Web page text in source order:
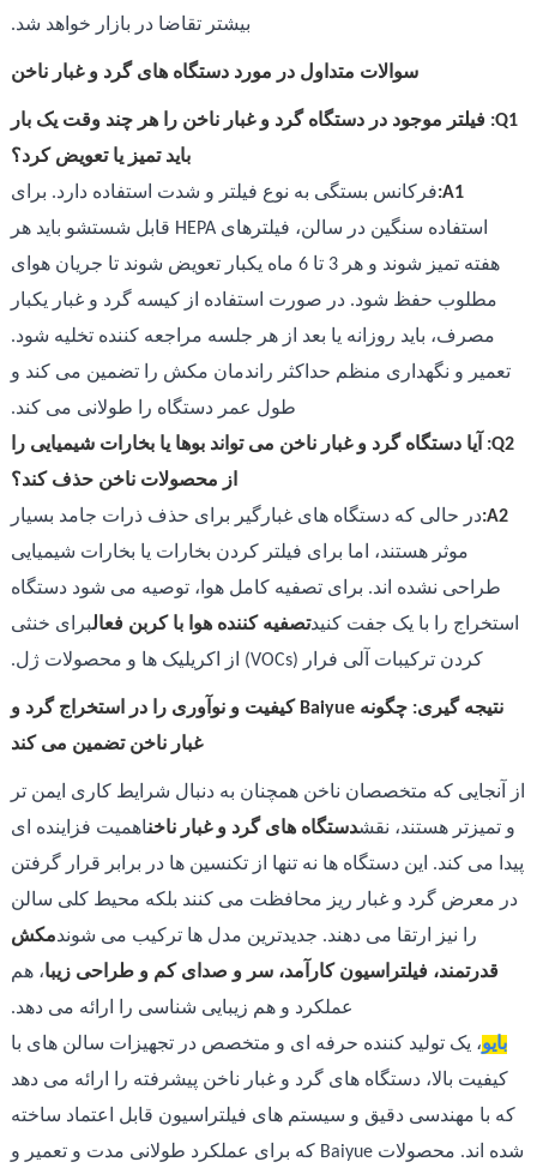
بیشتر تقاضا در بازار خواهد شد.
سوالات متداول در مورد دستگاه های گرد و غبار ناخن
Q1: فیلتر موجود در دستگاه گرد و غبار ناخن را هر چند وقت یک بار
باید تمیز یا تعویض کرد؟
A1: فرکانس بستگی به نوع فیلتر و شدت استفاده دارد. برای
استفاده سنگین در سالن، فیلترهای HEPA قابل شستشو باید هر
هفته تمیز شوند و هر 3 تا 6 ماه یکبار تعویض شوند تا جریان هوای
مطلوب حفظ شود. در صورت استفاده از کیسه گرد و غبار یکبار
مصرف، باید روزانه یا بعد از هر جلسه مراجعه کننده تخلیه شود.
تعمیر و نگهداری منظم حداکثر راندمان مکش را تضمین می کند و
طول عمر دستگاه را طولانی می کند.
Q2: آیا دستگاه گرد و غبار ناخن می تواند بوها یا بخارات شیمیایی را
از محصولات ناخن حذف کند؟
A2: در حالی که دستگاه های غبارگیر برای حذف ذرات جامد بسیار
موثر هستند، اما برای فیلتر کردن بخارات یا بخارات شیمیایی
طراحی نشده اند. برای تصفیه کامل هوا، توصیه می شود دستگاه
استخراج را با یک جفت کنیدتصفیه کننده هوا با کربن فعالبرای خنثی
کردن ترکیبات آلی فرار (VOCs) از اکریلیک ها و محصولات ژل.
نتیجه گیری: چگونه Baiyue کیفیت و نوآوری را در استخراج گرد و
غبار ناخن تضمین می کند
از آنجایی که متخصصان ناخن همچنان به دنبال شرایط کاری ایمن تر
و تمیزتر هستند، نقشدستگاه های گرد و غبار ناخناهمیت فزاینده ای
پیدا می کند. این دستگاه ها نه تنها از تکنسین ها در برابر قرار گرفتن
در معرض گرد و غبار ریز محافظت می کنند بلکه محیط کلی سالن
را نیز ارتقا می دهند. جدیدترین مدل ها ترکیب می شوندمکش
قدرتمند، فیلتراسیون کارآمد، سر و صدای کم و طراحی زیبا، هم
عملکرد و هم زیبایی شناسی را ارائه می دهد.
بایو، یک تولید کننده حرفه ای و متخصص در تجهیزات سالن های با
کیفیت بالا، دستگاه های گرد و غبار ناخن پیشرفته را ارائه می دهد
که با مهندسی دقیق و سیستم های فیلتراسیون قابل اعتماد ساخته
شده اند. محصولات Baiyue که برای عملکرد طولانی مدت و تعمیر و